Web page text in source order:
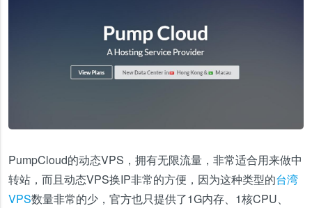
PumpCloud的动态VPS，拥有无限流量，非常适合用来做中
转站，而且动态VPS换IP非常的方便，因为这种类型的台湾
VPS数量非常的少，官方也只提供了1G内存、1核CPU、